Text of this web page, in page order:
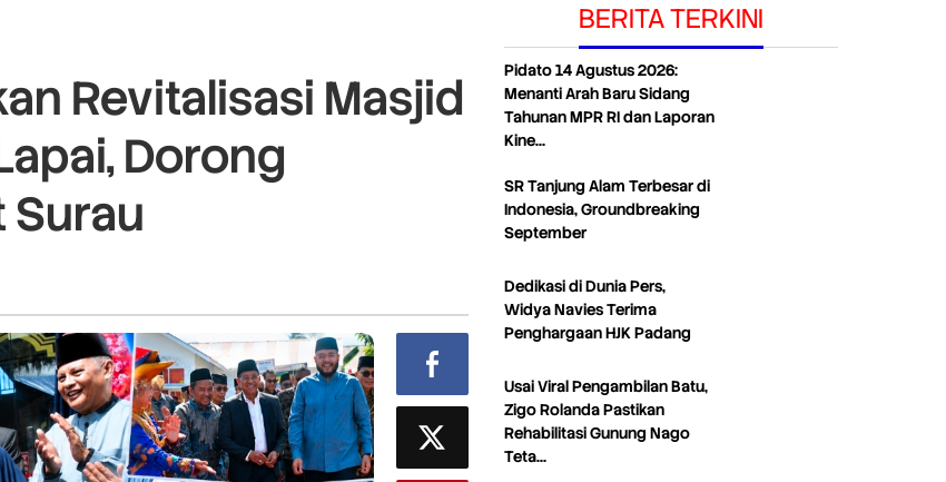
Revitalisasi Masjid
Dorong
BERITA TERKINI
Pidato 14 Agustus 2026:
Menanti Arah Baru Sidang
Tahunan MPR RI dan Laporan
Kine…
SR Tanjung Alam Terbesar di
Indonesia, Groundbreaking
September
Dedikasi di Dunia Pers,
Widya Navies Terima
Penghargaan HJK Padang
Usai Viral Pengambilan Batu,
Zigo Rolanda Pastikan
Rehabilitasi Gunung Nago
Teta…